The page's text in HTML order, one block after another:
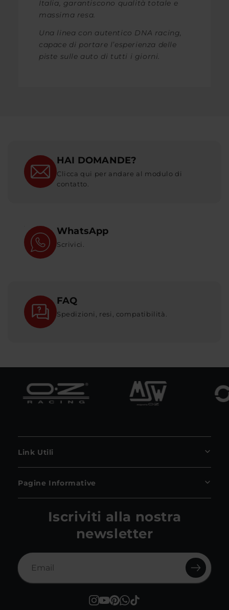
Italia, garantiscono qualità totale e
massima resa.
Una linea con autentico DNA racing,
capace di portare l’esperienza delle
piste sulle auto di tutti i giorni.
HAI DOMANDE?
Clicca qui per andare al modulo di
contatto.
WhatsApp
Scrivici.
FAQ
Spedizioni, resi, compatibilità.
Link Utili
Pagine Informative
Iscriviti alla nostra
newsletter